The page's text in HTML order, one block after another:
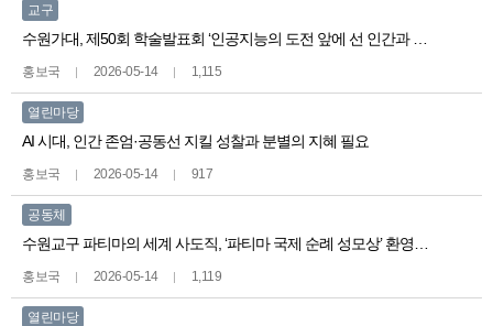
교구
홍보국 2026-05-14 1,115
열린마당
AI 시대, 인간 존엄·공동선 지킬 성찰과 분별의 지혜 필요
홍보국 2026-05-14 917
공동체
홍보국 2026-05-14 1,119
열린마당